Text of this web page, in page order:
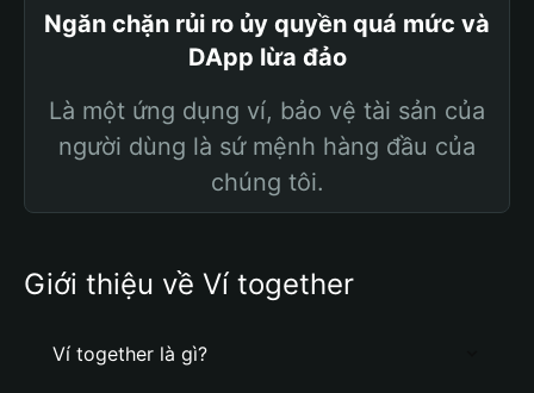
Ngăn chặn rủi ro ủy quyền quá mức và
DApp lừa đảo
Là một ứng dụng ví, bảo vệ tài sản của
người dùng là sứ mệnh hàng đầu của
chúng tôi.
Giới thiệu về Ví together
Ví together là gì?